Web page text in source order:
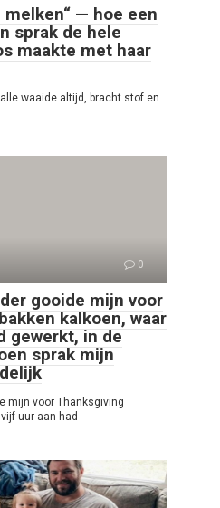
melken“ — hoe een
sprak de hele
maakte met haar
waaide altijd, bracht stof en
0
gooide mijn voor
kalkoen, waar
gewerkt, in de
sprak mijn
mijn voor Thanksgiving
uur aan had